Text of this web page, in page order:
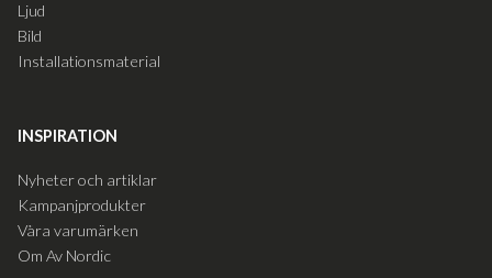
Ljud
Bild
Installationsmaterial
INSPIRATION
Nyheter och artiklar
Kampanjprodukter
Våra varumärken
Om Av Nordic